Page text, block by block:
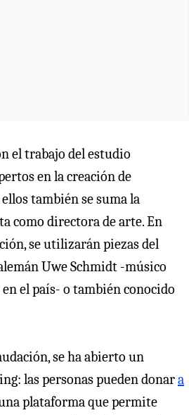
el trabajo del estudio
en la creación de
también se suma la
como directora de arte. En
se utilizarán piezas del
Uwe Schmidt -músico
el país- o también conocido
se ha abierto un
las personas pueden donara
plataforma que permite